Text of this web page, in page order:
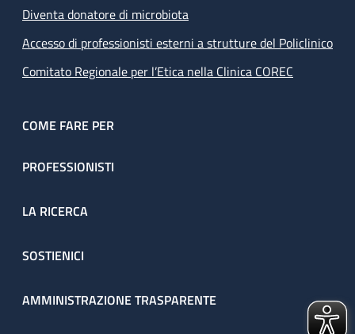
Diventa donatore di microbiota
Accesso di professionisti esterni a strutture del Policlinico
Comitato Regionale per l’Etica nella Clinica COREC
COME FARE PER
PROFESSIONISTI
LA RICERCA
SOSTIENICI
AMMINISTRAZIONE TRASPARENTE